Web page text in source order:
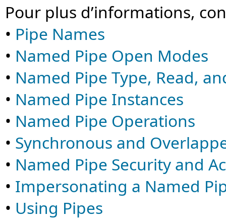
Pour plus d’informations,
• Pipe Names
• Named Pipe Open Modes
• Named Pipe Type, Read,
• Named Pipe Instances
• Named Pipe Operations
• Synchronous and
• Named Pipe Security and
• Impersonating a Named
• Using Pipes